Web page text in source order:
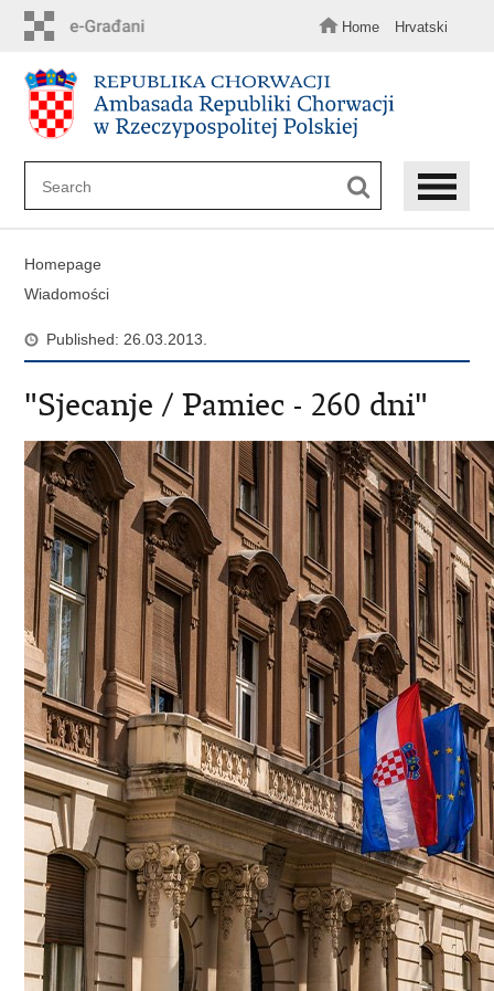
content
Home Hrvatski
Homepage
Wiadomości
Published: 26.03.2013.
"Sjecanje / Pamiec - 260 dni"